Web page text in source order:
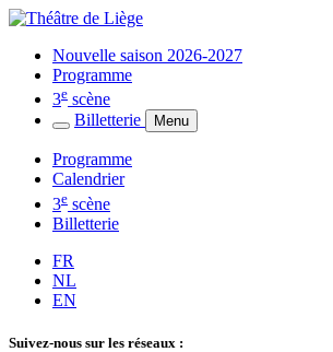
Nouvelle saison 2026-2027
Programme
3e scène
Billetterie
Menu
Programme
Calendrier
3e scène
Billetterie
FR
NL
EN
Suivez-nous sur les réseaux :